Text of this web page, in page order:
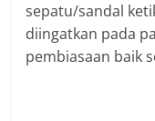
sepatu/sandal
diingatkan pada
pembiasaan baik